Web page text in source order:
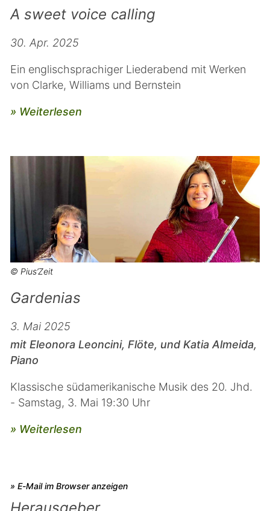
A sweet voice calling
30. Apr. 2025
Ein englischsprachiger Liederabend mit Werken
von Clarke, Williams und Bernstein
» Weiterlesen
© Pius’Zeit
Gardenias
3. Mai 2025
mit Eleonora Leoncini, Flöte, und Katia Almeida,
Piano
Klassische südamerikanische Musik des 20. Jhd.
- Samstag, 3. Mai 19:30 Uhr
» Weiterlesen
» E-Mail im Browser anzeigen